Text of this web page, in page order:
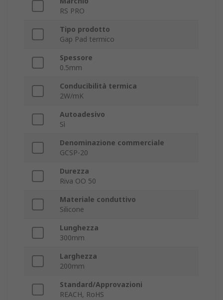
RS PRO
Tipo prodotto
Gap Pad termico
Spessore
0.5mm
Conducibilità termica
2W/mK
Autoadesivo
Sì
Denominazione commerciale
GCSP-20
Durezza
Riva OO 50
Materiale conduttivo
Silicone
Lunghezza
300mm
Larghezza
200mm
Standard/Approvazioni
REACH, RoHS